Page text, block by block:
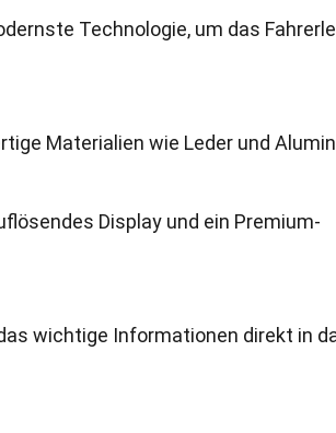
Technologie, um das
Materialien wie Leder und
Display und ein Premium-
wichtige Informationen direkt in